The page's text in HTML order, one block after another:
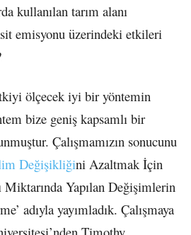
kullanılan tarım alanı
emisyonu üzerindeki etkileri
ölçecek iyi bir yöntemin
bize geniş kapsamlı bir
Çalışmamızın sonucunu
Değişikliğini Azaltmak İçin
Miktarında Yapılan Değişimlerin
adıyla yayımladık. Çalışmaya